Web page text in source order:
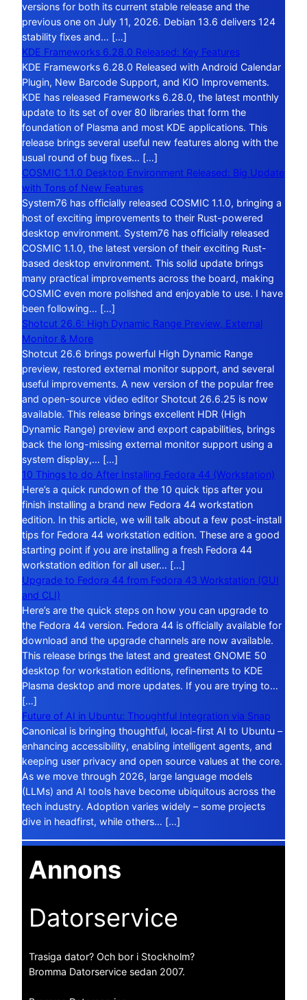
versions for both its current stable release and the
previous one on July 11, 2026. Debian 13.6 delivers 124
stability fixes and… […]
KDE Frameworks 6.28.0 Released: Key Features
KDE Frameworks 6.28.0 Released with Android Calendar
Plugin, New Barcode Support, and KIO Improvements.
KDE has released Frameworks 6.28.0, the latest monthly
update to its set of over 80 libraries that form the
foundation of Plasma and most KDE applications. This
release brings several useful new features along with the
usual round of bug fixes… […]
COSMIC 1.1.0 Desktop Environment Released: Big Update
with Tons of New Features
System76 has officially released COSMIC 1.1.0, bringing a
host of exciting improvements to their Rust-powered
desktop environment. System76 has officially released
COSMIC 1.1.0, the latest version of their exciting Rust-
based desktop environment. This solid update brings
many practical improvements across the board, making
COSMIC even more polished and enjoyable to use. I have
been following… […]
Shotcut 26.6: High Dynamic Range Preview, External
Monitor & More
Shotcut 26.6 brings powerful High Dynamic Range
preview, restored external monitor support, and several
useful improvements. A new version of the popular free
and open-source video editor Shotcut 26.6.25 is now
available. This release brings excellent HDR (High
Dynamic Range) preview and export capabilities, brings
back the long-missing external monitor support using a
system display,… […]
10 Things to do After Installing Fedora 44 (Workstation)
Here’s a quick rundown of the 10 quick tips after you
finish installing a brand new Fedora 44 workstation
edition. In this article, we will talk about a few post-install
tips for Fedora 44 workstation edition. These are a good
starting point if you are installing a fresh Fedora 44
workstation edition for all user… […]
Upgrade to Fedora 44 from Fedora 43 Workstation (GUI
and CLI)
Here’s are the quick steps on how you can upgrade to
the Fedora 44 version. Fedora 44 is officially available for
download and the upgrade channels are now available.
This release brings the latest and greatest GNOME 50
desktop for workstation editions, refinements to KDE
Plasma desktop and more updates. If you are trying to…
[…]
Future of AI in Ubuntu: Thoughtful Integration via Snap
Canonical is bringing thoughtful, local-first AI to Ubuntu –
enhancing accessibility, enabling intelligent agents, and
keeping user privacy and open source values at the core.
As we move through 2026, large language models
(LLMs) and AI tools have become ubiquitous across the
tech industry. Adoption varies widely – some projects
dive in headfirst, while others… […]
Annons
Datorservice
Trasiga dator? Och bor i Stockholm?
Bromma Datorservice sedan 2007.